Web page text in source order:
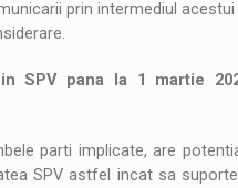
prin intermediul
SPV pana la 1 martie
parti implicate, are
SPV astfel incat sa